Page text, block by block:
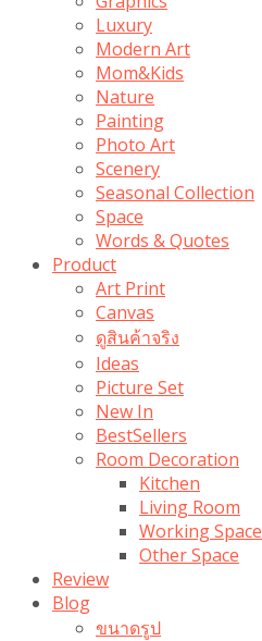
Luxury
Modern Art
Mom&Kids
Nature
Painting
Photo Art
Scenery
Seasonal Collection
Space
Words & Quotes
Product
Art Print
Canvas
ดูสินค้าจริง
Ideas
Picture Set
New In
BestSellers
Room Decoration
Kitchen
Living Room
Working Space
Other Space
Review
Blog
ขนาดรูป